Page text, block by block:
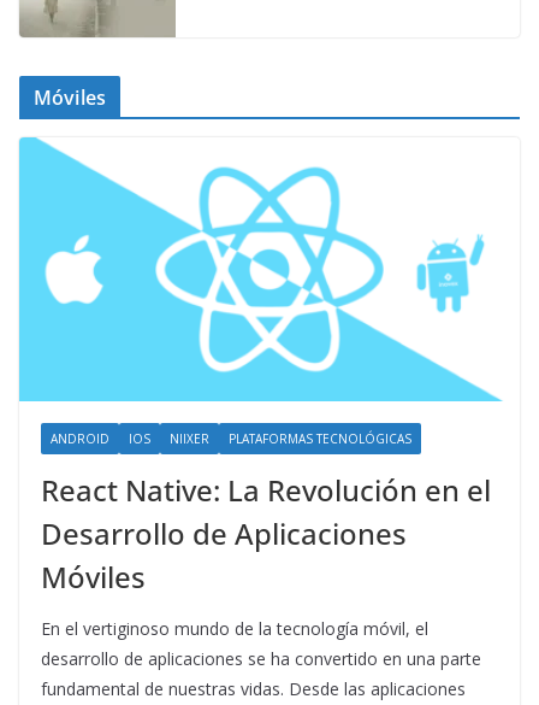
Móviles
ANDROID IOS NIIXER PLATAFORMAS TECNOLÓGICAS
React Native: La Revolución en el
Desarrollo de Aplicaciones
Móviles
En el vertiginoso mundo de la tecnología móvil, el
desarrollo de aplicaciones se ha convertido en una parte
fundamental de nuestras vidas. Desde las aplicaciones